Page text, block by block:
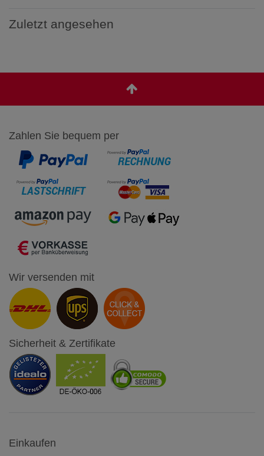
Zuletzt angesehen
Zahlen Sie bequem per
Wir versenden mit
Sicherheit & Zertifikate
Einkaufen